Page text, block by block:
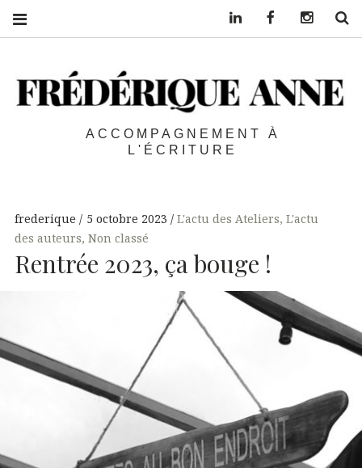
ACCOMPAGNEMENT À
L'ÉCRITURE
frederique 5 octobre 2023 L'actu des Ateliers, L'actu
des auteurs, Non classé
Rentrée 2023, ça bouge !
Linkedin Facebook